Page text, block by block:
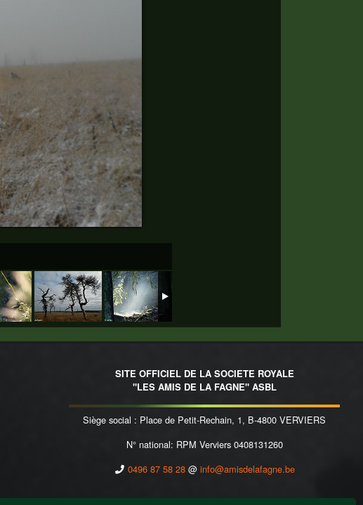
SITE OFFICIEL DE LA SOCIETE ROYALE
"LES AMIS DE LA FAGNE" ASBL
Siège social : Place de Petit-Rechain, 1, B-4800 VERVIERS
N° national: RPM Verviers 0408131260
0496 87 58 28 @ info@amisdelafagne.be